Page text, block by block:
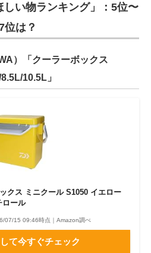
しい物ランキング」：5位〜
位は？
）「クーラーボックス
10.5L」
クス ミニクール S1050 イエロー
ロール
07/15 09:46時点｜Amazon調べ
て今すぐチェック